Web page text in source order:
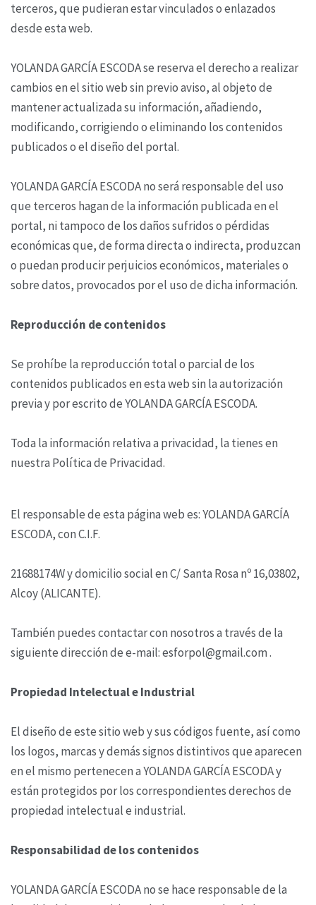
terceros, que pudieran estar vinculados o enlazados
desde esta web.
YOLANDA GARCÍA ESCODA se reserva el derecho a realizar
cambios en el sitio web sin previo aviso, al objeto de
mantener actualizada su información, añadiendo,
modificando, corrigiendo o eliminando los contenidos
publicados o el diseño del portal.
YOLANDA GARCÍA ESCODA no será responsable del uso
que terceros hagan de la información publicada en el
portal, ni tampoco de los daños sufridos o pérdidas
económicas que, de forma directa o indirecta, produzcan
o puedan producir perjuicios económicos, materiales o
sobre datos, provocados por el uso de dicha información.
Reproducción de contenidos
Se prohíbe la reproducción total o parcial de los
contenidos publicados en esta web sin la autorización
previa y por escrito de YOLANDA GARCÍA ESCODA.
Toda la información relativa a privacidad, la tienes en
nuestra Política de Privacidad.
El responsable de esta página web es: YOLANDA GARCÍA
ESCODA, con C.I.F.
21688174W y domicilio social en C/ Santa Rosa nº 16,03802,
Alcoy (ALICANTE).
También puedes contactar con nosotros a través de la
siguiente dirección de e-mail: esforpol@gmail.com .
Propiedad Intelectual e Industrial
El diseño de este sitio web y sus códigos fuente, así como
los logos, marcas y demás signos distintivos que aparecen
en el mismo pertenecen a YOLANDA GARCÍA ESCODA y
están protegidos por los correspondientes derechos de
propiedad intelectual e industrial.
Responsabilidad de los contenidos
YOLANDA GARCÍA ESCODA no se hace responsable de la